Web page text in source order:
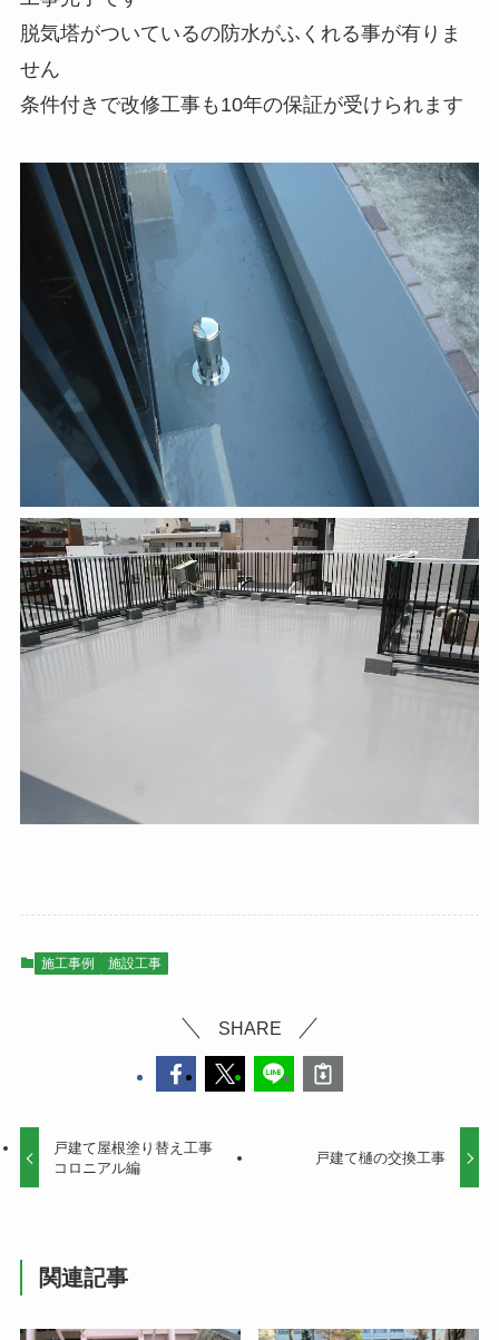
脱気塔がついているの防水がふくれる事が有りま
せん
条件付きで改修工事も10年の保証が受けられます
施工事例 施設工事
SHARE
戸建て屋根塗り替え工事
コロニアル編
戸建て樋の交換工事
関連記事